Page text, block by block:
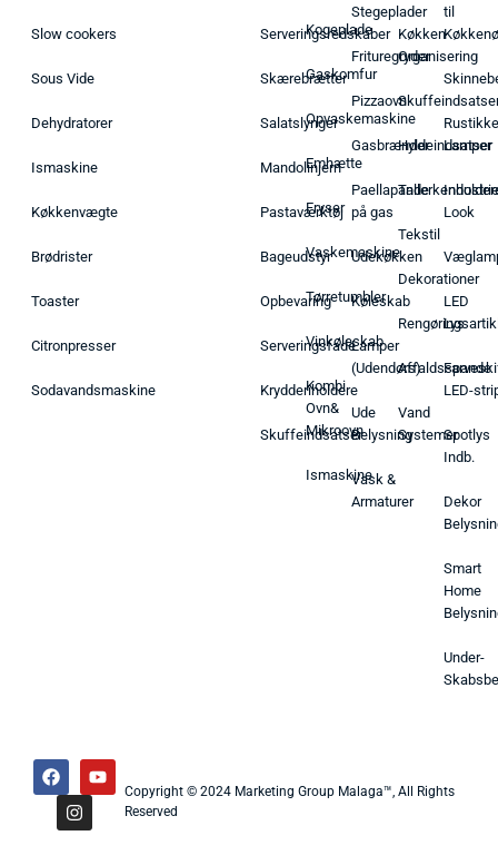
Slow cookers
Sous Vide
Dehydratorer
Ismaskine
Køkkenvægte
Brødrister
Toaster
Citronpresser
Sodavandsmaskine
Serveringsredskaber
Skærebrætter
Salatslynger
Mandolinjern
Pastaværktøj
Bageudstyr
Opbevaring
Serveringsfade
Krydderiholdere
Skuffeindsatser
Kogeplade
Gaskomfur
Opvaskemaskine
Emhætte
Fryser
Vaskemaskine
Tørretumbler
Vinkøleskab
Kombi
Ovn&
Mikroovn
Ismaskine
Stegeplader
Frituregryder
Pizzaovn
Gasbrænder
Paellapande
på gas
Udekøkken
Køleskab
Lamper
(Udendørs)
Ude
Belysning
Vask &
Armaturer
Køkken
Organisering
Hyldeindsatser
Tekstil
Dekorationer
Affaldsspande
Vand
Systemer
til
Rustikke
Lamper
Look
LED
Lys
LED-
Spotlys
Indb.
Dekor
Smart
Home
Under-
Copyright © 2024 Marketing Group Malaga™, All Rights
Reserved